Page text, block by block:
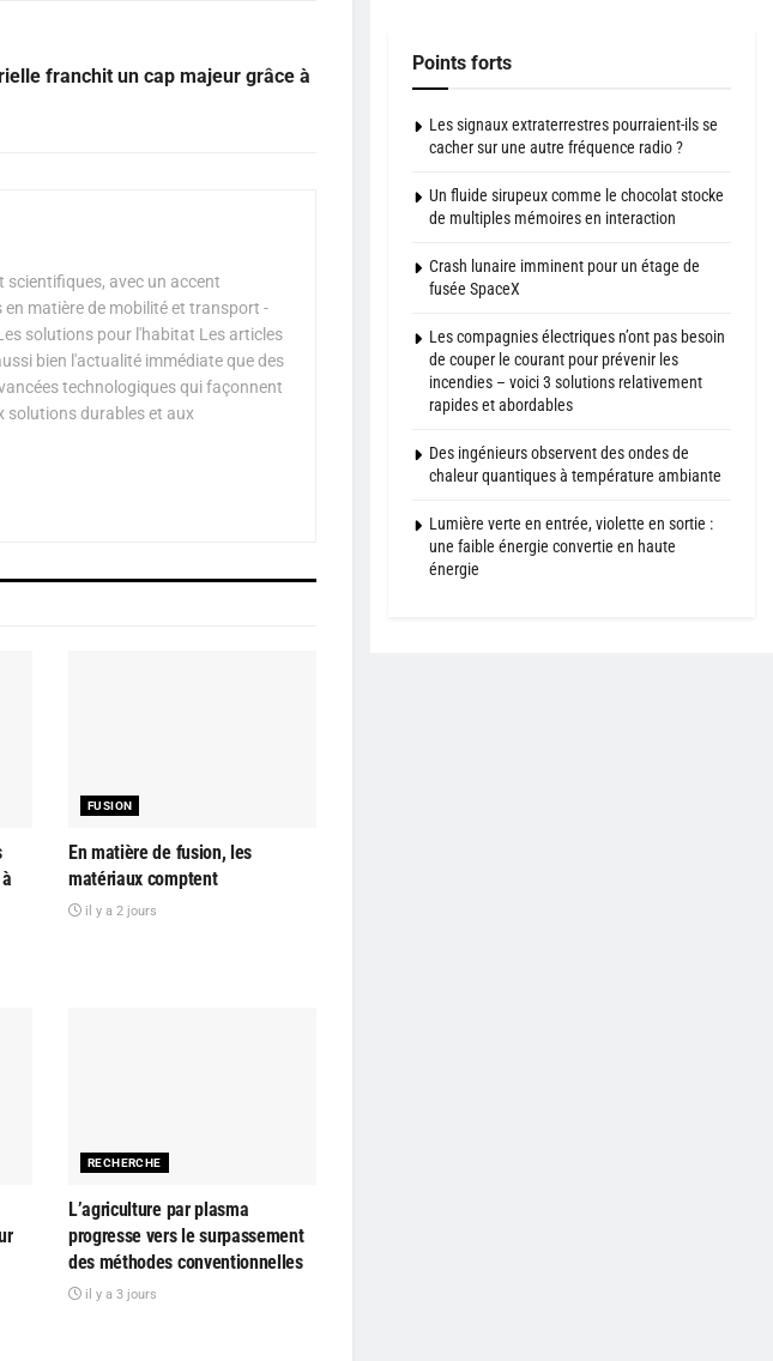
franchit un cap majeur grâce à
avec un accent
en matière de mobilité et transport -
solutions pour l'habitat Les articles
bien l'actualité immédiate que des
technologiques qui façonnent
solutions durables et aux
FUSION
En matière de fusion, les
matériaux comptent
il y a 2 jours
RECHERCHE
L’agriculture par plasma
progresse vers le surpassement
des méthodes conventionnelles
il y a 3 jours
Points forts
Les signaux extraterrestres pourraient-ils se
cacher sur une autre fréquence radio ?
Un fluide sirupeux comme le chocolat stocke
de multiples mémoires en interaction
Crash lunaire imminent pour un étage de
fusée SpaceX
Les compagnies électriques n’ont pas besoin
de couper le courant pour prévenir les
incendies – voici 3 solutions relativement
rapides et abordables
Des ingénieurs observent des ondes de
chaleur quantiques à température ambiante
Lumière verte en entrée, violette en sortie :
une faible énergie convertie en haute
énergie